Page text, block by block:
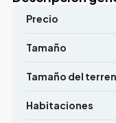
Precio
Tamaño
Tamaño del
Habitaciones